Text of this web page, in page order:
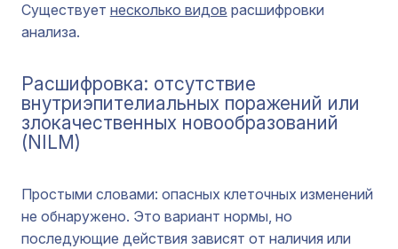
Существует несколько видов расшифровки
анализа.
Расшифровка: отсутствие
внутриэпителиальных поражений или
злокачественных новообразований
(NILM)
Простыми словами: опасных клеточных изменений
не обнаружено. Это вариант нормы, но
последующие действия зависят от наличия или